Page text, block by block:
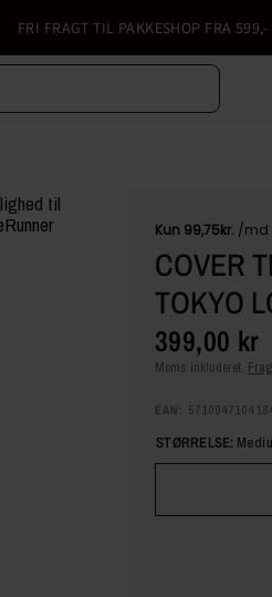
FRI FRAGT TIL PAKKESHOP FRA 599,-
COVER
TOKYO
399,00 kr
Moms inkluderet.
EAN:
STØRRELSE: